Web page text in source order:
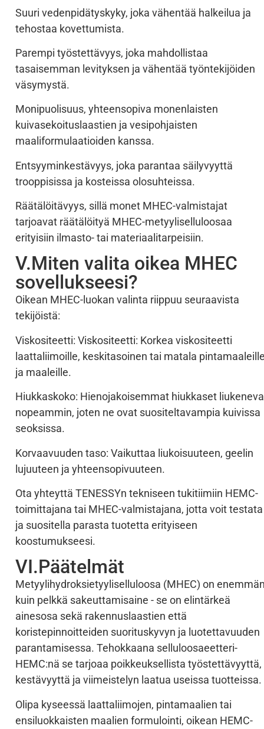
Suuri vedenpidätyskyky, joka vähentää halkeilua ja
tehostaa kovettumista.
Parempi työstettävyys, joka mahdollistaa
tasaisemman levityksen ja vähentää työntekijöiden
väsymystä.
Monipuolisuus, yhteensopiva monenlaisten
kuivasekoituslaastien ja vesipohjaisten
maaliformulaatioiden kanssa.
Entsyyminkestävyys, joka parantaa säilyvyyttä
trooppisissa ja kosteissa olosuhteissa.
Räätälöitävyys, sillä monet MHEC-valmistajat
tarjoavat räätälöityä MHEC-metyyliselluloosaa
erityisiin ilmasto- tai materiaalitarpeisiin.
V.Miten valita oikea MHEC
sovellukseesi?
Oikean MHEC-luokan valinta riippuu seuraavista
tekijöistä:
Viskositeetti: Viskositeetti: Korkea viskositeetti
laattaliimoille, keskitasoinen tai matala
ja maaleille.
Hiukkaskoko: Hienojakoisemmat hiukkaset
nopeammin, joten ne ovat suositeltavampia kuivissa
seoksissa.
Korvaavuuden taso: Vaikuttaa liukoisuuteen, geelin
lujuuteen ja yhteensopivuuteen.
Ota yhteyttä TENESSYn tekniseen tukitiimiin HEMC-
toimittajana tai MHEC-valmistajana, jotta voit testata
ja suositella parasta tuotetta erityiseen
koostumukseesi.
VI.Päätelmät
Metyylihydroksietyyliselluloosa (MHEC) on
kuin pelkkä sakeuttamisaine - se on elintärkeä
ainesosa sekä rakennuslaastien että
koristepinnoitteiden suorituskyvyn ja luotettavuuden
parantamisessa. Tehokkaana selluloosaeetteri-
HEMC:nä se tarjoaa poikkeuksellista työstettävyyttä,
kestävyyttä ja viimeistelyn laatua useissa tuotteissa.
Olipa kyseessä laattaliimojen, pintamaalien tai
ensiluokkaisten maalien formulointi, oikean HEMC-